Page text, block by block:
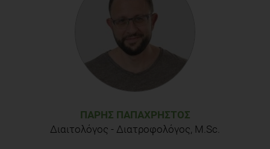
calcium and vitamin D. Nutrients. 2010 Sep;2(9):975-84.
WHO Scientific Group. Geneva, World Health Organization,
2003 (WHO Technical Report Series, No. 921).
Zhang C, Liu Z, Klein GL. Overview of pediatric bone problems
and related osteoporosis. J Musculoskelet Neuronal Interact.
ΠΆΡΗΣ ΠΑΠΑΧΡΉΣΤΟΣ
Διαιτολόγος - Διατροφολόγος, M.Sc.